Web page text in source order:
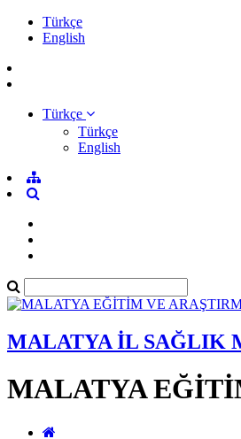
Türkçe
English
Türkçe
Türkçe
English
MALATYA İL SAĞLIK
MALATYA